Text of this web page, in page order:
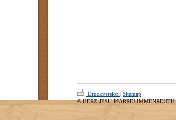
Druckversion | Sitemap
© HERZ-JESU-PFARREI IMMENREUTH